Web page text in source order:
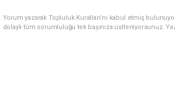
Yorum yazarak Topluluk Kuralları’nı kabul etmiş
dolaylı tüm sorumluluğu tek başınıza üstleniyorsunuz.